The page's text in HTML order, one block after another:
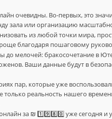
очевидны. Во-первых, это
зала или организацию
из любой точки мира,
благодаря пошаговому
до мелочей: бракосочетание в
Ваши данные будут в
пар, которые уже
только реальность нашего
за ₪ 1️⃣9️⃣8️⃣0️⃣ уже сегодня и